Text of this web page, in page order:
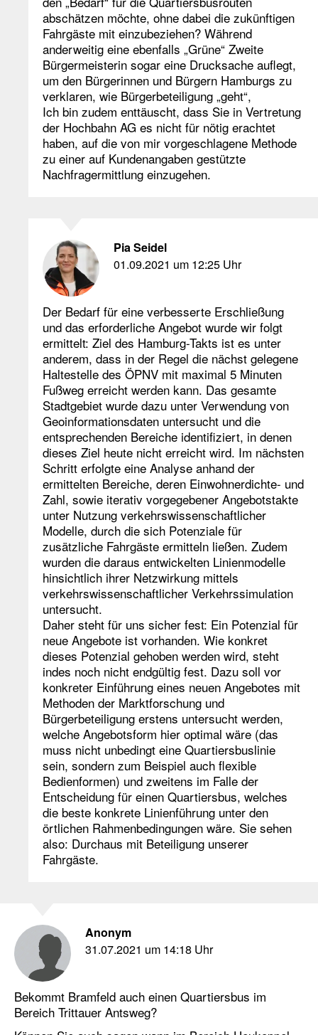
abschätzen möchte, ohne dabei die zukünftigen
Fahrgäste mit einzubeziehen? Während
anderweitig eine ebenfalls „Grüne“ Zweite
Bürgermeisterin sogar eine Drucksache auflegt,
um den Bürgerinnen und Bürgern Hamburgs zu
verklaren, wie Bürgerbeteiligung „geht“,
Ich bin zudem enttäuscht, dass Sie in Vertretung
der Hochbahn AG es nicht für nötig erachtet
haben, auf die von mir vorgeschlagene Methode
zu einer auf Kundenangaben gestützte
Nachfragermittlung einzugehen.
Pia Seidel
01.09.2021 um 12:25 Uhr
Der Bedarf für eine verbesserte Erschließung
und das erforderliche Angebot wurde wir folgt
ermittelt: Ziel des Hamburg-Takts ist es unter
anderem, dass in der Regel die nächst gelegene
Haltestelle des ÖPNV mit maximal 5 Minuten
Fußweg erreicht werden kann. Das gesamte
Stadtgebiet wurde dazu unter Verwendung von
Geoinformationsdaten untersucht und die
entsprechenden Bereiche identifiziert, in denen
dieses Ziel heute nicht erreicht wird. Im nächsten
Schritt erfolgte eine Analyse anhand der
ermittelten Bereiche, deren Einwohnerdichte- und
Zahl, sowie iterativ vorgegebener Angebotstakte
unter Nutzung verkehrswissenschaftlicher
Modelle, durch die sich Potenziale für
zusätzliche Fahrgäste ermitteln ließen. Zudem
wurden die daraus entwickelten Linienmodelle
hinsichtlich ihrer Netzwirkung mittels
verkehrswissenschaftlicher Verkehrssimulation
untersucht.
Daher steht für uns sicher fest: Ein Potenzial für
neue Angebote ist vorhanden. Wie konkret
dieses Potenzial gehoben werden wird, steht
indes noch nicht endgültig fest. Dazu soll vor
konkreter Einführung eines neuen Angebotes mit
Methoden der Marktforschung und
Bürgerbeteiligung erstens untersucht werden,
welche Angebotsform hier optimal wäre (das
muss nicht unbedingt eine Quartiersbuslinie
sein, sondern zum Beispiel auch flexible
Bedienformen) und zweitens im Falle der
Entscheidung für einen Quartiersbus, welches
die beste konkrete Linienführung unter den
örtlichen Rahmenbedingungen wäre. Sie sehen
also: Durchaus mit Beteiligung unserer
Fahrgäste.
Anonym
31.07.2021 um 14:18 Uhr
Bekommt Bramfeld auch einen Quartiersbus im
Bereich Trittauer Antsweg?